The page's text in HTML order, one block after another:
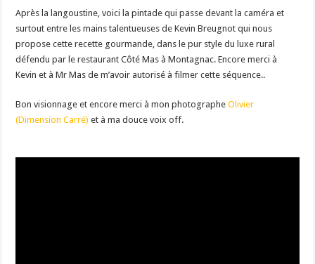
Après la langoustine, voici la pintade qui passe devant la caméra et
surtout entre les mains talentueuses de Kevin Breugnot qui nous
propose cette recette gourmande, dans le pur style du luxe rural
défendu par le restaurant Côté Mas à Montagnac. Encore merci à
Kevin et à Mr Mas de m’avoir autorisé à filmer cette séquence..
Bon visionnage et encore merci à mon photographeOlivier
(Dimension Carré) et à ma douce voix off.